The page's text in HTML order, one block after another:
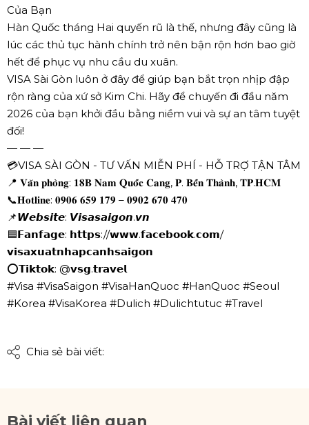
Của Bạn
Hàn Quốc tháng Hai quyến rũ là thế, nhưng đây cũng là
lúc các thủ tục hành chính trở nên bận rộn hơn bao giờ
hết để phục vụ nhu cầu du xuân.
VISA Sài Gòn luôn ở đây để giúp bạn bắt trọn nhịp đập
rộn ràng của xứ sở Kim Chi. Hãy để chuyến đi đầu năm
2026 của bạn khởi đầu bằng niềm vui và sự an tâm tuyệt
đối!
— — —
💳VISA SÀI GÒN - TƯ VẤN MIỄN PHÍ - HỖ TRỢ TẬN TÂM
📍 𝐕𝐚̆𝐧 𝐩𝐡𝐨̀𝐧𝐠: 𝟏𝟖𝐁 𝐍𝐚𝐦 𝐐𝐮𝐨̂́𝐜 𝐂𝐚𝐧𝐠, 𝐏. 𝐁𝐞̂́𝐧 𝐓𝐡𝐚̀𝐧𝐡, 𝐓𝐏.𝐇𝐂𝐌
📞𝐇𝐨𝐭𝐥𝐢𝐧𝐞: 𝟎𝟗𝟎𝟔 𝟔𝟓𝟗 𝟏𝟕𝟗 – 𝟎𝟗𝟎𝟐 𝟔𝟕𝟎 𝟒𝟕𝟎
📌𝙒𝙚𝙗𝙨𝙞𝙩𝙚: 𝙑𝙞𝙨𝙖𝙨𝙖𝙞𝙜𝙤𝙣.𝙫𝙣
🟦𝗙𝗮𝗻𝗳𝗮𝗴𝗲: 𝗵𝘁𝘁𝗽𝘀://𝘄𝘄𝘄.𝗳𝗮𝗰𝗲𝗯𝗼𝗼𝗸.𝗰𝗼𝗺/
𝘃𝗶𝘀𝗮𝘅𝘂𝗮𝘁𝗻𝗵𝗮𝗽𝗰𝗮𝗻𝗵𝘀𝗮𝗶𝗴𝗼𝗻
⭕𝗧𝗶𝗸𝘁𝗼𝗸: @𝘃𝘀𝗴.𝘁𝗿𝗮𝘃𝗲𝗹
#Visa #VisaSaigon #VisaHanQuoc #HanQuoc #Seoul
#Korea #VisaKorea #Dulich #Dulichtutuc #Travel
Chia sẻ bài viết:
Bài viết liên quan